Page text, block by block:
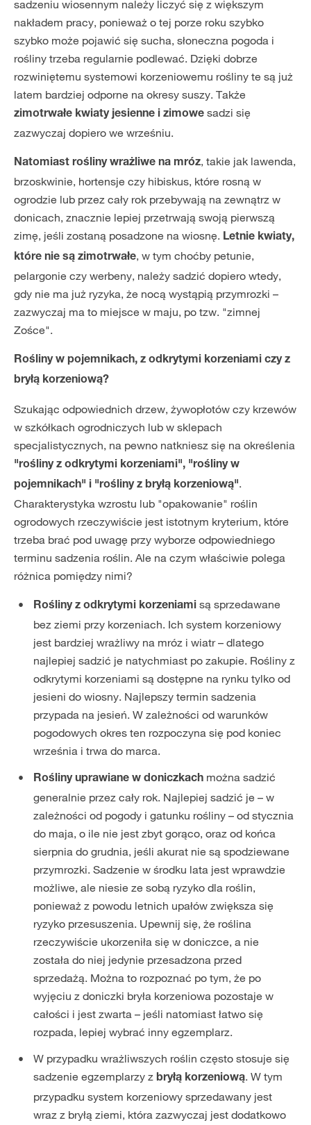
sadzeniu wiosennym należy liczyć się z większym
nakładem pracy, ponieważ o tej porze roku szybko
szybko może pojawić się sucha, słoneczna pogoda i
rośliny trzeba regularnie podlewać. Dzięki dobrze
rozwiniętemu systemowi korzeniowemu rośliny te są już
latem bardziej odporne na okresy suszy. Także
zimotrwałe kwiaty jesienne i zimowe sadzi się
zazwyczaj dopiero we wrześniu.
Natomiast rośliny wrażliwe na mróz, takie jak lawenda,
brzoskwinie, hortensje czy hibiskus, które rosną w
ogrodzie lub przez cały rok przebywają na zewnątrz w
donicach, znacznie lepiej przetrwają swoją pierwszą
zimę, jeśli zostaną posadzone na wiosnę. Letnie kwiaty,
które nie są zimotrwałe, w tym choćby petunie,
pelargonie czy werbeny, należy sadzić dopiero wtedy,
gdy nie ma już ryzyka, że nocą wystąpią przymrozki –
zazwyczaj ma to miejsce w maju, po tzw. "zimnej
Zośce".
Rośliny w pojemnikach, z odkrytymi korzeniami czy z
bryłą korzeniową?
Szukając odpowiednich drzew, żywopłotów czy krzewów
w szkółkach ogrodniczych lub w sklepach
specjalistycznych, na pewno natkniesz się na określenia
"rośliny z odkrytymi korzeniami", "rośliny w
pojemnikach" i "rośliny z bryłą korzeniową".
Charakterystyka wzrostu lub "opakowanie" roślin
ogrodowych rzeczywiście jest istotnym kryterium, które
trzeba brać pod uwagę przy wyborze odpowiedniego
terminu sadzenia roślin. Ale na czym właściwie polega
różnica pomiędzy nimi?
Rośliny z odkrytymi korzeniami są sprzedawane
bez ziemi przy korzeniach. Ich system korzeniowy
jest bardziej wrażliwy na mróz i wiatr – dlatego
najlepiej sadzić je natychmiast po zakupie. Rośliny z
odkrytymi korzeniami są dostępne na rynku tylko od
jesieni do wiosny. Najlepszy termin sadzenia
przypada na jesień. W zależności od warunków
pogodowych okres ten rozpoczyna się pod koniec
września i trwa do marca.
Rośliny uprawiane w doniczkach można sadzić
generalnie przez cały rok. Najlepiej sadzić je – w
zależności od pogody i gatunku rośliny – od stycznia
do maja, o ile nie jest zbyt gorąco, oraz od końca
sierpnia do grudnia, jeśli akurat nie są spodziewane
przymrozki. Sadzenie w środku lata jest wprawdzie
możliwe, ale niesie ze sobą ryzyko dla roślin,
ponieważ z powodu letnich upałów zwiększa się
ryzyko przesuszenia. Upewnij się, że roślina
rzeczywiście ukorzeniła się w doniczce, a nie
została do niej jedynie przesadzona przed
sprzedażą. Można to rozpoznać po tym, że po
wyjęciu z doniczki bryła korzeniowa pozostaje w
całości i jest zwarta – jeśli natomiast łatwo się
rozpada, lepiej wybrać inny egzemplarz.
W przypadku wrażliwszych roślin często stosuje się
sadzenie egzemplarzy z bryłą korzeniową. W tym
przypadku system korzeniowy sprzedawany jest
wraz z bryłą ziemi, która zazwyczaj jest dodatkowo